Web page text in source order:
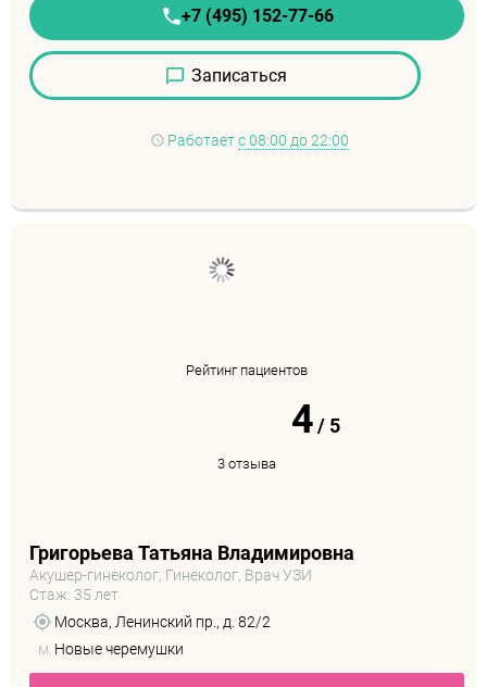
+7 (495) 152-77-66
Записаться
Работает с 08:00 до 22:00
Рейтинг пациентов
4/5
3 отзыва
Григорьева Татьяна Владимировна
Акушер-гинеколог, Гинеколог, Врач УЗИ
Стаж: 35 лет
Москва, Ленинский пр., д. 82/2
м. Новые черемушки